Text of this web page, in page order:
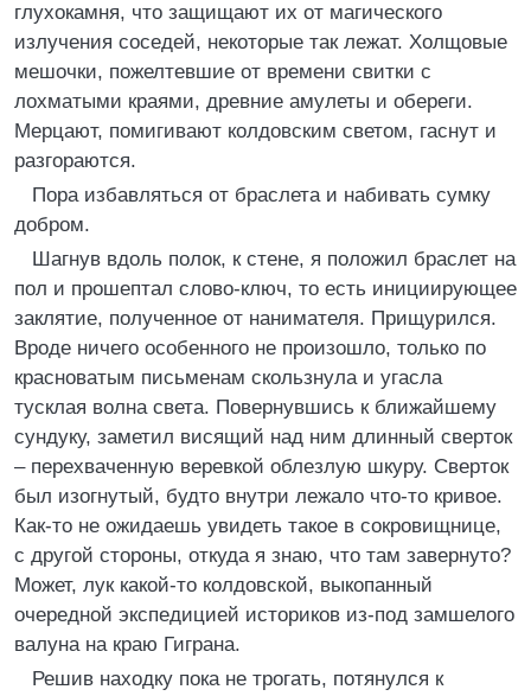
глухокамня, что защищают их от магического
излучения соседей, некоторые так лежат. Холщовые
мешочки, пожелтевшие от времени свитки с
лохматыми краями, древние амулеты и обереги.
Мерцают, помигивают колдовским светом, гаснут и
разгораются.
Пора избавляться от браслета и набивать сумку
добром.
Шагнув вдоль полок, к стене, я положил браслет на
пол и прошептал слово-ключ, то есть инициирующее
заклятие, полученное от нанимателя. Прищурился.
Вроде ничего особенного не произошло, только по
красноватым письменам скользнула и угасла
тусклая волна света. Повернувшись к ближайшему
сундуку, заметил висящий над ним длинный сверток
– перехваченную веревкой облезлую шкуру. Сверток
был изогнутый, будто внутри лежало что-то кривое.
Как-то не ожидаешь увидеть такое в сокровищнице,
с другой стороны, откуда я знаю, что там завернуто?
Может, лук какой-то колдовской, выкопанный
очередной экспедицией историков из-под замшелого
валуна на краю Гиграна.
Решив находку пока не трогать, потянулся к